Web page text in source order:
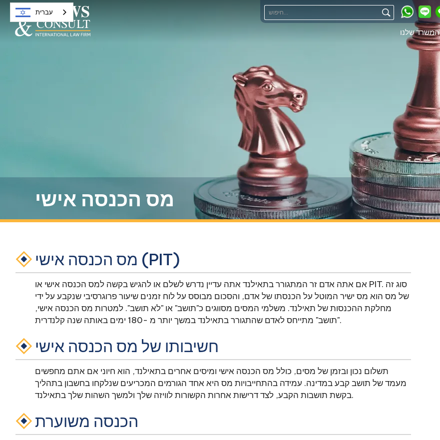
המשרד שלנו
מס הכנסה אישי
מס הכנסה אישי (PIT)
אם אתה אדם זר המתגורר בתאילנד אתה עדיין נדרש לשלם או להגיש בקשה למס הכנסה אישי או PIT. סוג זה
של מס הוא מס ישיר המוטל על הכנסתו של אדם, והסכום מבוסס על לוח זמנים שיעור פרוגרסיבי שנקבע על ידי
מחלקת ההכנסות של תאילנד. משלמי המסים מסווגים כ"תושב" או "לא תושב". למטרות מס הכנסה אישי,
"תושב" מתייחס לאדם שהתגורר בתאילנד במשך יותר מ -180 ימים באותה שנה קלנדרית.
חשיבותו של מס הכנסה אישי
תשלום נכון ובזמן של מסים, כולל מס הכנסה אישי ומיסים אחרים בתאילנד, הוא חיוני אם אתם מחפשים
מעמד של תושב קבע במדינה. עמידה בהתחייבויות מס היא אחד הגורמים המכריעים שנלקחו בחשבון בתהליך
בקשת תושבות הקבע, לצד דרישות אחרות הקשורות לוויזה שלך ולמשך השהות שלך בתאילנד.
הכנסה משוערת
עברית